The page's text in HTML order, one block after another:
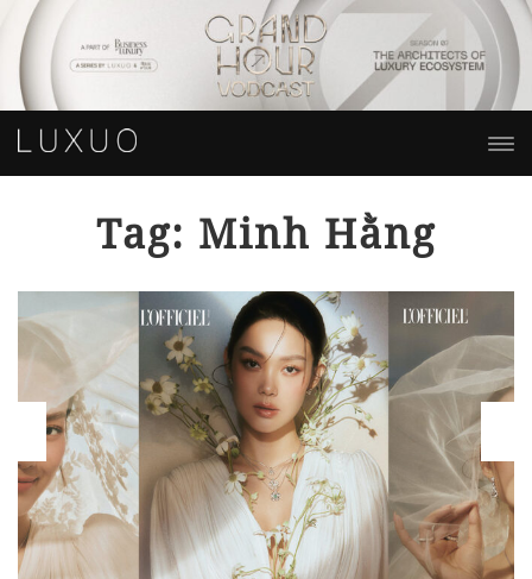
Tag: Minh Hằng